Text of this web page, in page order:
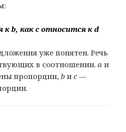
b, как c относится к d
уже понятен. Речь
в соотношении.a и
пропорции,b иc—